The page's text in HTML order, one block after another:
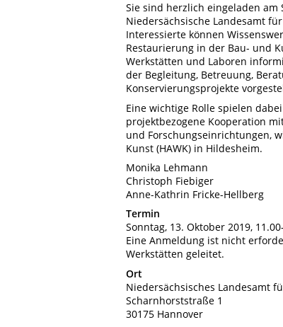
Sie sind herzlich eingeladen am
Niedersächsische Landesamt
Interessierte können
Restaurierung in der Bau- und
Werkstätten und Laboren
der Begleitung, Betreuung,
Konservierungsprojekte
Eine wichtige Rolle spielen
projektbezogene Kooperation
und Forschungseinrichtungen,
Kunst (HAWK) in Hildesheim.
Monika Lehmann
Christoph Fiebiger
Anne-Kathrin Fricke-Hellberg
Termin
Sonntag, 13. Oktober 2019,
Eine Anmeldung ist nicht
Werkstätten geleitet.
Ort
Niedersächsisches Landesamt
Scharnhorststraße 1
30175 Hannover